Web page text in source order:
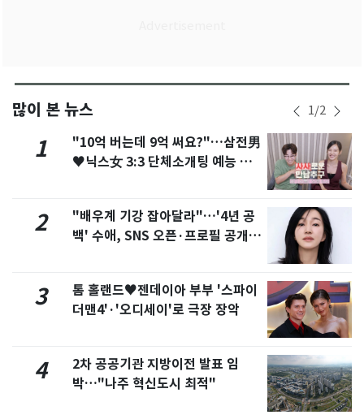
많이 본 뉴스 1/2
1
"10억 버는데 9억 써요?"…삼전男
♥닉스女 3:3 단체소개팅 예능 화
2
"배우계 기강 잡아달라"…'4년 공
백' 수애, SNS 오픈·프로필 공개
3
톰 홀랜드♥젠데이아 부부 '스파이
더맨4'·'오디세이'로 극장 장악
4
2차 공공기관 지방이전 발표 임
박…"나주 혁신도시 최적"